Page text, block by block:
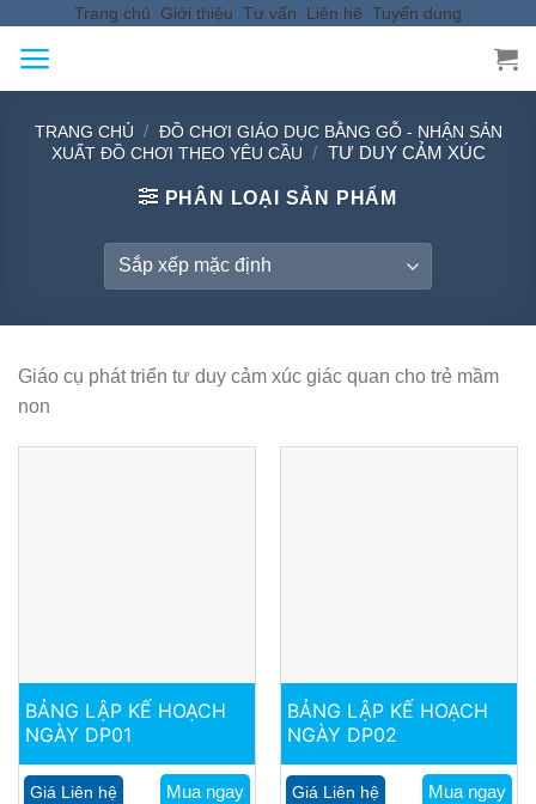
content
Trang chủ Giới thiệu Tư vấn Liên hệ Tuyển dụng
TRANG CHỦ / ĐỒ CHƠI GIÁO DỤC BẰNG GỖ - NHẬN SẢN
XUẤT ĐỒ CHƠI THEO YÊU CẦU / TƯ DUY CẢM XÚC
PHÂN LOẠI SẢN PHẨM
Giáo cụ phát triển tư duy cảm xúc giác quan cho trẻ mầm
non
BẢNG LẬP KẾ HOẠCH
NGÀY DP01
Giá Liên hệ Mua ngay
BẢNG LẬP KẾ HOẠCH
NGÀY DP02
Giá Liên hệ Mua ngay